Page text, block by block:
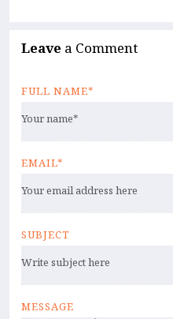
Leave a Comment
FULL NAME*
EMAIL*
SUBJECT
MESSAGE